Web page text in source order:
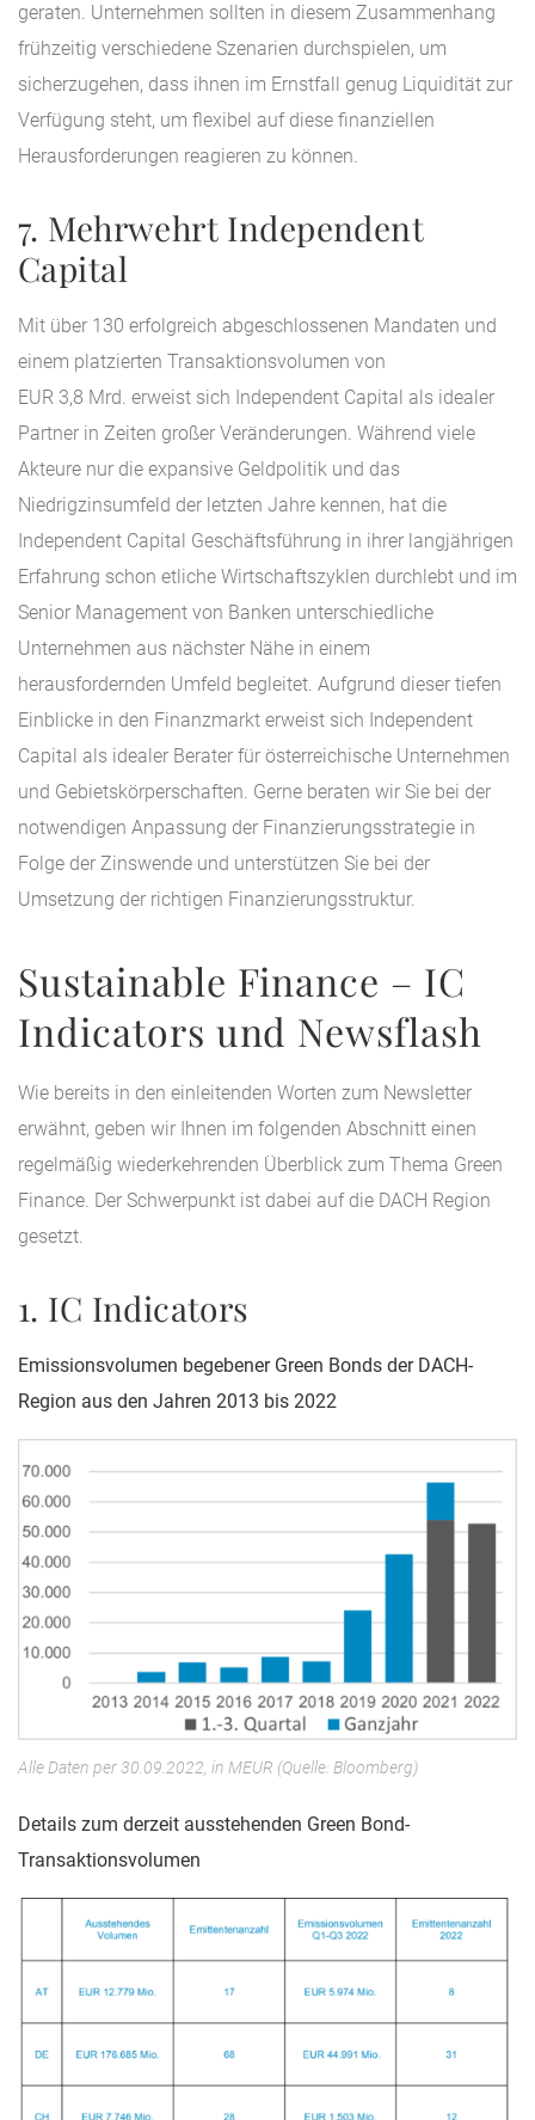
geraten. Unternehmen sollten in diesem Zusammenhang
frühzeitig verschiedene Szenarien durchspielen, um
sicherzugehen, dass ihnen im Ernstfall genug Liquidität zur
Verfügung steht, um flexibel auf diese finanziellen
Herausforderungen reagieren zu können.
7. Mehrwehrt Independent
Capital
Mit über 130 erfolgreich abgeschlossenen Mandaten und
einem platzierten Transaktionsvolumen von
EUR 3,8 Mrd. erweist sich Independent Capital als idealer
Partner in Zeiten großer Veränderungen. Während viele
Akteure nur die expansive Geldpolitik und das
Niedrigzinsumfeld der letzten Jahre kennen, hat die
Independent Capital Geschäftsführung in ihrer langjährigen
Erfahrung schon etliche Wirtschaftszyklen durchlebt und im
Senior Management von Banken unterschiedliche
Unternehmen aus nächster Nähe in einem
herausfordernden Umfeld begleitet. Aufgrund dieser tiefen
Einblicke in den Finanzmarkt erweist sich Independent
Capital als idealer Berater für österreichische Unternehmen
und Gebietskörperschaften. Gerne beraten wir Sie bei der
notwendigen Anpassung der Finanzierungsstrategie in
Folge der Zinswende und unterstützen Sie bei der
Umsetzung der richtigen Finanzierungsstruktur.
Sustainable Finance – IC
Indicators und Newsflash
Wie bereits in den einleitenden Worten zum Newsletter
erwähnt, geben wir Ihnen im folgenden Abschnitt einen
regelmäßig wiederkehrenden Überblick zum Thema Green
Finance. Der Schwerpunkt ist dabei auf die DACH Region
gesetzt.
1. IC Indicators
Emissionsvolumen begebener Green Bonds der DACH-
Region aus den Jahren 2013 bis 2022
Alle Daten per 30.09.2022, in MEUR (Quelle: Bloomberg)
Details zum derzeit ausstehenden Green Bond-
Transaktionsvolumen